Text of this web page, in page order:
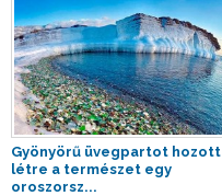
Gyönyörű üvegpartot hozott
létre a természet egy
oroszorsz...